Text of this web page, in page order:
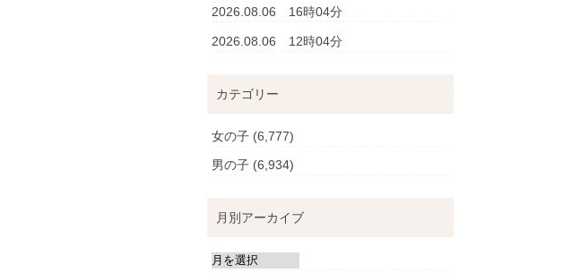
2026.08.06 16時04分
2026.08.06 12時04分
カテゴリー
女の子 (6,777)
男の子 (6,934)
月別アーカイブ